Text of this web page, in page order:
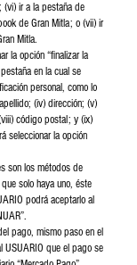
(vi) ir a la pestaña de
de Gran Mitla; o (vii) ir
Mitla.
la opción “finalizar la
en la cual se
personal, como lo
(iv) dirección; (v)
código postal; y (ix)
seleccionar la opción
son los métodos de
solo haya uno, éste
podrá aceptarlo al
pago, mismo paso en el
USUARIO que el pago se